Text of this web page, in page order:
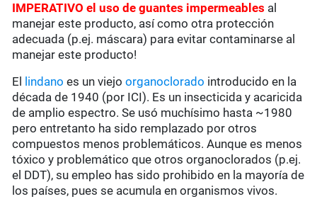
IMPERATIVO el uso de guantes impermeables al
manejar este producto, así como otra protección
adecuada (p.ej. máscara) para evitar contaminarse al
manejar este producto!
El
lindano es un viejoorganoclorado introducido en la
década de 1940 (por ICI). Es un insecticida y acaricida
de amplio espectro. Se usó muchísimo hasta ~1980
pero entretanto ha sido remplazado por otros
compuestos menos problemáticos. Aunque es menos
tóxico y problemático que otros organoclorados (p.ej.
el DDT), su empleo has sido prohibido en la mayoría de
los países, pues se acumula en organismos vivos.